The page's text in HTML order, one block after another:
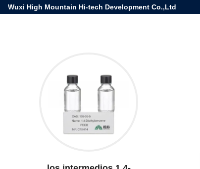
Wuxi High Mountain Hi-tech Development Co.,Ltd